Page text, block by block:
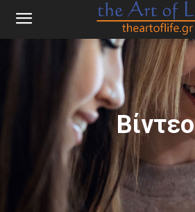
Βίντεο